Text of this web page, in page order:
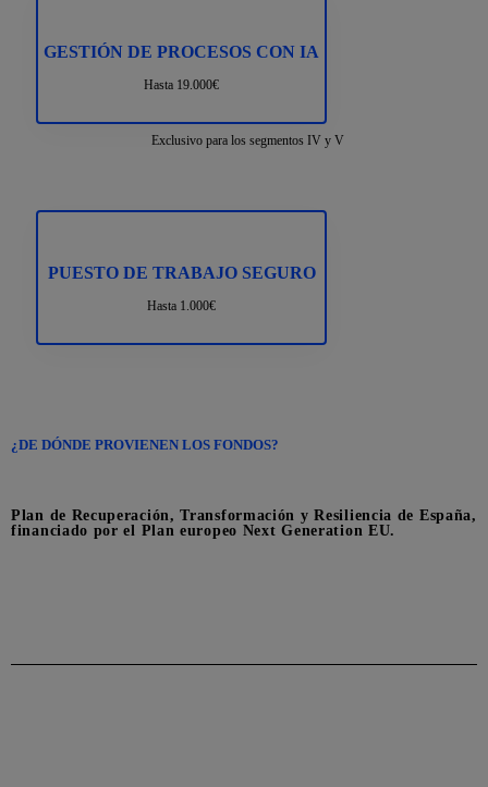
GESTIÓN DE PROCESOS CON IA
Hasta 19.000€
Exclusivo para los segmentos IV y V
PUESTO DE TRABAJO SEGURO
Hasta 1.000€
¿DE DÓNDE PROVIENEN LOS FONDOS?
Plan de Recuperación, Transformación y Resiliencia de España,
financiado por el Plan europeo Next Generation EU.